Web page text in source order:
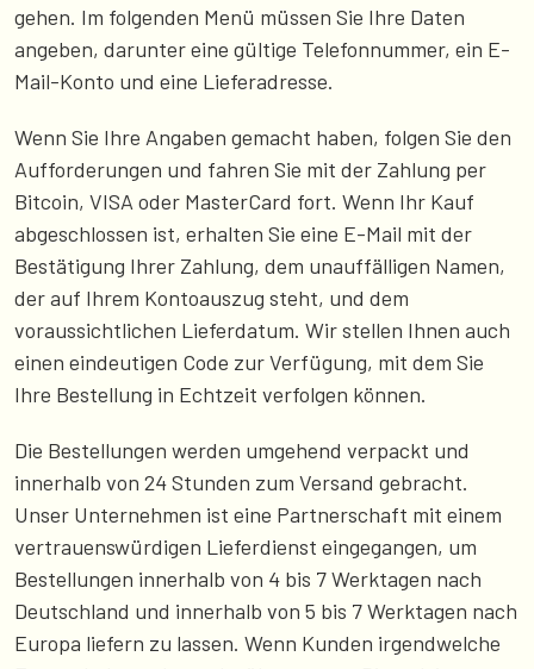
gehen. Im folgenden Menü müssen Sie Ihre Daten
angeben, darunter eine gültige Telefonnummer, ein E-
Mail-Konto und eine Lieferadresse.
Wenn Sie Ihre Angaben gemacht haben, folgen Sie den
Aufforderungen und fahren Sie mit der Zahlung per
Bitcoin, VISA oder MasterCard fort. Wenn Ihr Kauf
abgeschlossen ist, erhalten Sie eine E-Mail mit der
Bestätigung Ihrer Zahlung, dem unauffälligen Namen,
der auf Ihrem Kontoauszug steht, und dem
voraussichtlichen Lieferdatum. Wir stellen Ihnen auch
einen eindeutigen Code zur Verfügung, mit dem Sie
Ihre Bestellung in Echtzeit verfolgen können.
Die Bestellungen werden umgehend verpackt und
innerhalb von 24 Stunden zum Versand gebracht.
Unser Unternehmen ist eine Partnerschaft mit einem
vertrauenswürdigen Lieferdienst eingegangen, um
Bestellungen innerhalb von 4 bis 7 Werktagen nach
Deutschland und innerhalb von 5 bis 7 Werktagen nach
Europa liefern zu lassen. Wenn Kunden irgendwelche